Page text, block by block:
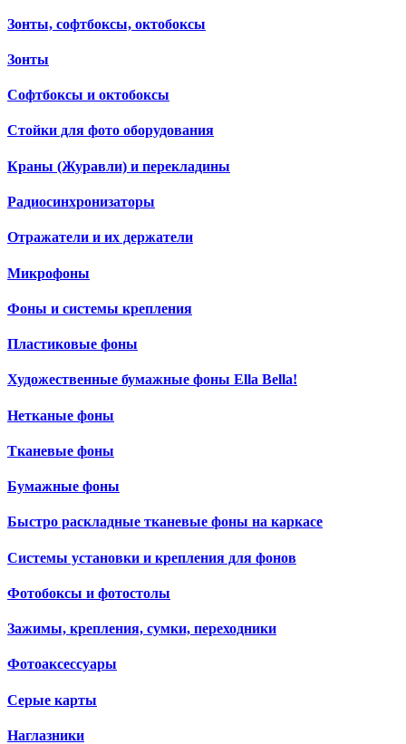
Зонты, софтбоксы, октобоксы
Зонты
Софтбоксы и октобоксы
Стойки для фото оборудования
Краны (Журавли) и перекладины
Радиосинхронизаторы
Отражатели и их держатели
Микрофоны
Фоны и системы крепления
Пластиковые фоны
Художественные бумажные фоны Ella Bella!
Нетканые фоны
Тканевые фоны
Бумажные фоны
Быстро раскладные тканевые фоны на каркасе
Системы установки и крепления для фонов
Фотобоксы и фотостолы
Зажимы, крепления, сумки, переходники
Фотоаксессуары
Серые карты
Наглазники